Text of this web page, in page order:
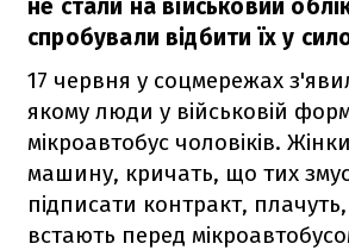
не стали на військовий
спробували відбити їх у
17 червня у соцмережах
якому люди у військовій
мікроавтобус чоловіків.
машину, кричать, що тих
підписати контракт,
встають перед